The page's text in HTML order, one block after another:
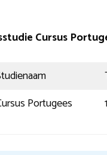
Cursus
Portugees